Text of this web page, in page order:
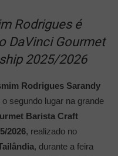
Rodrigues é
DaVinci Gourmet
2025/2026
Rodrigues Sarandy
segundo lugar na grande
Barista Craft
2026, realizado no
, durante a feira